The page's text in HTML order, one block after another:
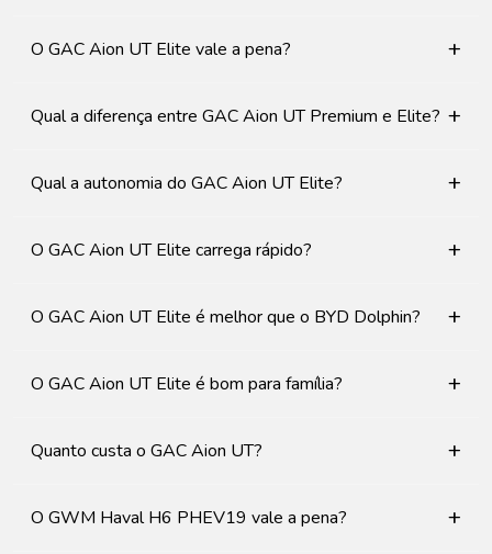
O GAC Aion UT Elite vale a pena? +
Qual a diferença entre GAC Aion UT Premium e Elite? +
Qual a autonomia do GAC Aion UT Elite? +
O GAC Aion UT Elite carrega rápido? +
O GAC Aion UT Elite é melhor que o BYD Dolphin? +
O GAC Aion UT Elite é bom para família? +
Quanto custa o GAC Aion UT? +
O GWM Haval H6 PHEV19 vale a pena? +